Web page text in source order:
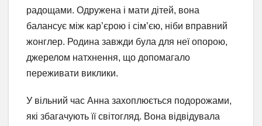
радощами. Одружена і мати дітей, вона
балансує між кар’єрою і сім’єю, ніби вправний
жонглер. Родина завжди була для неї опорою,
джерелом натхнення, що допомагало
переживати виклики.
У вільний час Анна захоплюється подорожами,
які збагачують її світогляд. Вона відвідувала